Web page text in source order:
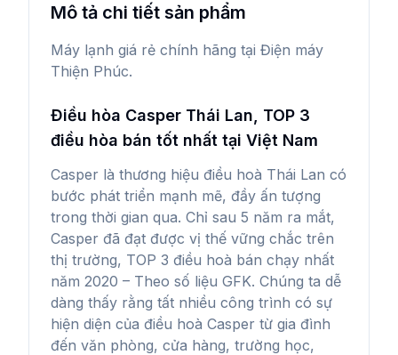
Mô tả chi tiết sản phẩm
Máy lạnh giá rẻ chính hãng tại Điện máy
Thiện Phúc.
Điều hòa Casper Thái Lan, TOP 3
điều hòa bán tốt nhất tại Việt Nam
Casper là thương hiệu điều hoà Thái Lan có
bước phát triển mạnh mẽ, đầy ấn tượng
trong thời gian qua. Chỉ sau 5 năm ra mắt,
Casper đã đạt được vị thế vững chắc trên
thị trường, TOP 3 điều hoà bán chạy nhất
năm 2020 – Theo số liệu GFK. Chúng ta dễ
dàng thấy rằng tất nhiều công trình có sự
hiện diện của điều hoà Casper từ gia đình
đến văn phòng, cửa hàng, trường học,